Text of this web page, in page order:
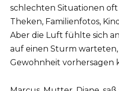
schlechten Situationen
Theken, Familienfotos,
Aber die Luft fühlte sich
auf einen Sturm warteten,
Gewohnheit vorhersagen